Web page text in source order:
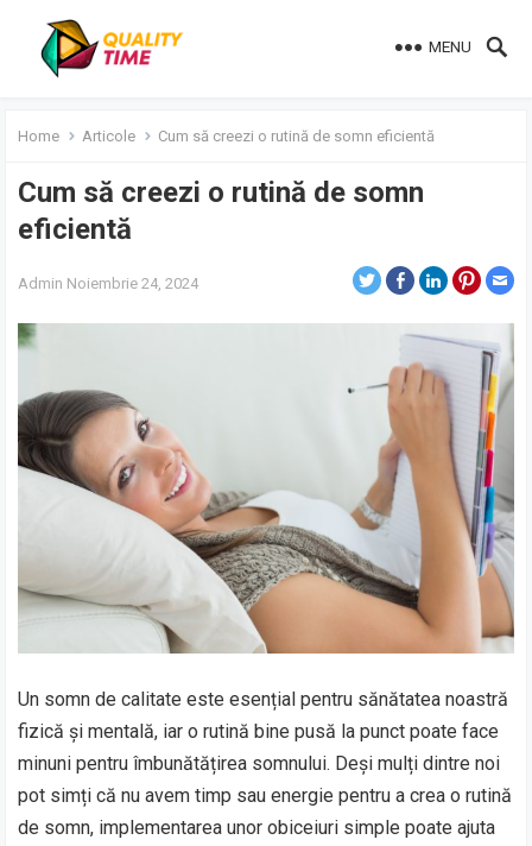
MENU
Home Articole Cum să creezi o rutină de somn eficientă
Cum să creezi o rutină de somn
eficientă
Admin Noiembrie 24, 2024
Un somn de calitate este esențial pentru sănătatea noastră
fizică și mentală, iar o rutină bine pusă la punct poate face
minuni pentru îmbunătățirea somnului. Deși mulți dintre noi
pot simți că nu avem timp sau energie pentru a crea o rutină
de somn, implementarea unor obiceiuri simple poate ajuta